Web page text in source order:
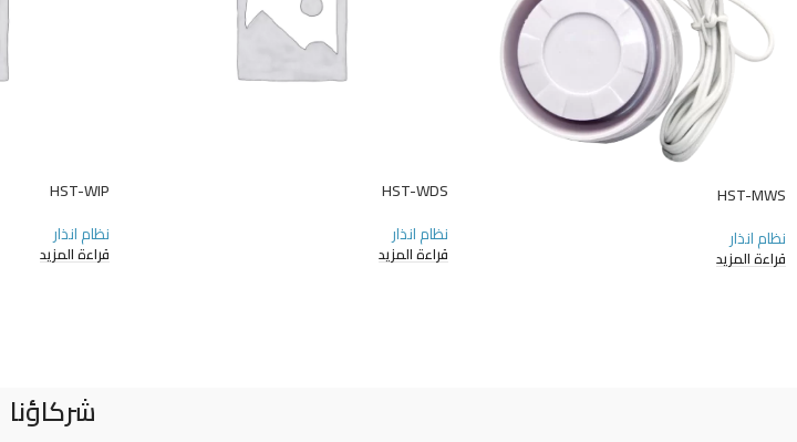
HST-MWS
نظام انذار
قراءة المزيد
HST-WDS
نظام انذار
قراءة المزيد
HST-WIP
نظام انذار
قراءة المزيد
شركاؤنا